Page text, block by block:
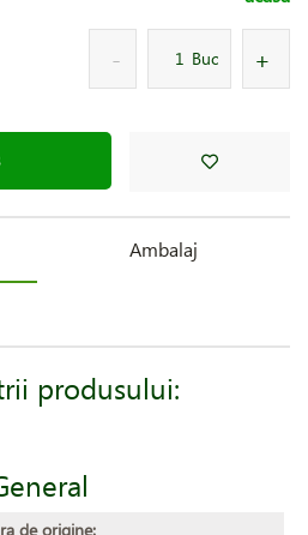
Buc
Ambalaj
produsului:
de origine: